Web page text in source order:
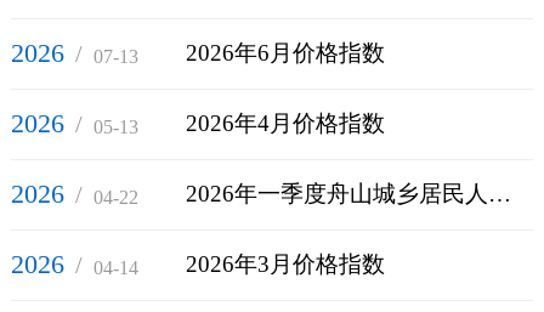
2026 / 07-13 2026年6月价格指数
2026 / 05-13 2026年4月价格指数
2026 / 04-22 2026年一季度舟山城乡居民人均可支配收入情况
2026 / 04-14 2026年3月价格指数